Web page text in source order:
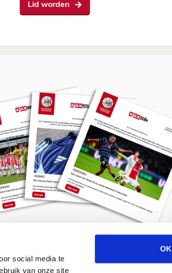
social media te
van onze site
OK
Lid worden
Meld je aan voor de